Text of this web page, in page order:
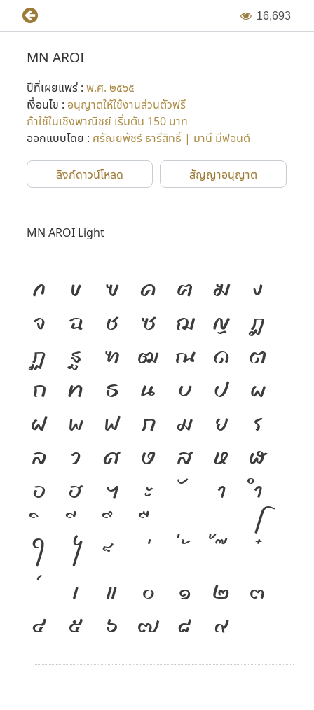
16,693
MN AROI
ปีที่เผยแพร่ : พ.ศ. ๒๕๖๕
เงื่อนไข : อนุญาตให้ใช้งานส่วนตัวฟรี
ถ้าใช้ในเชิงพาณิชย์ เริ่มต้น 150 บาท
ออกแบบโดย : ศรัณยพัชร์ ธารีสิทธิ์ | มานี มีฟอนต์
ลิงก์ดาวน์โหลด สัญญาอนุญาต
MN AROI Light
ก ข ฃ ค ฅ ฆ
ง
จ
ฉ ช ซ ฌ ญ
ฎ
ฏ
ฐ ฑ ฒ ณ ด
ต
ถ
ท ธ น บ ป
ผ
ฝ
พ ฟ ภ ม ย
ร
ล
ว ศ ษ ส ห
ฬ
อ
ฮ ฯ ะ า
ำ
โ
ใ
ไ
เ
แ ๐ ๑ ๒
๓
๔
๕ ๖ ๗ ๘ ๙